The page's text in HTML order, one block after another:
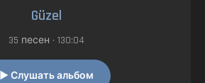
Güzel
35 песен • 130:04
▶ Слушать альбом